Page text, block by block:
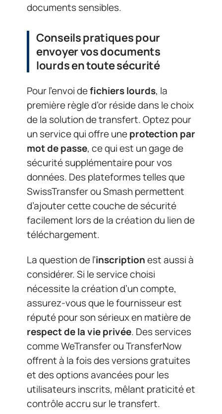
documents sensibles.
Conseils pratiques pour
envoyer vos documents
lourds en toute sécurité
Pour l’envoi defichiers lourds, la
première règle d’or réside dans le choix
de la solution de transfert. Optez pour
un service qui offre uneprotection par
mot de passe, ce qui est un gage de
sécurité supplémentaire pour vos
données. Des plateformes telles que
SwissTransfer ou Smash permettent
d’ajouter cette couche de sécurité
facilement lors de la création du lien de
téléchargement.
La question de l’inscriptionest aussi à
considérer. Si le service choisi
nécessite la création d’un compte,
assurez-vous que le fournisseur est
réputé pour son sérieux en matière de
respect de la vie privée. Des services
comme WeTransfer ou TransferNow
offrent à la fois des versions gratuites
et des options avancées pour les
utilisateurs inscrits, mêlant praticité et
contrôle accru sur le transfert.